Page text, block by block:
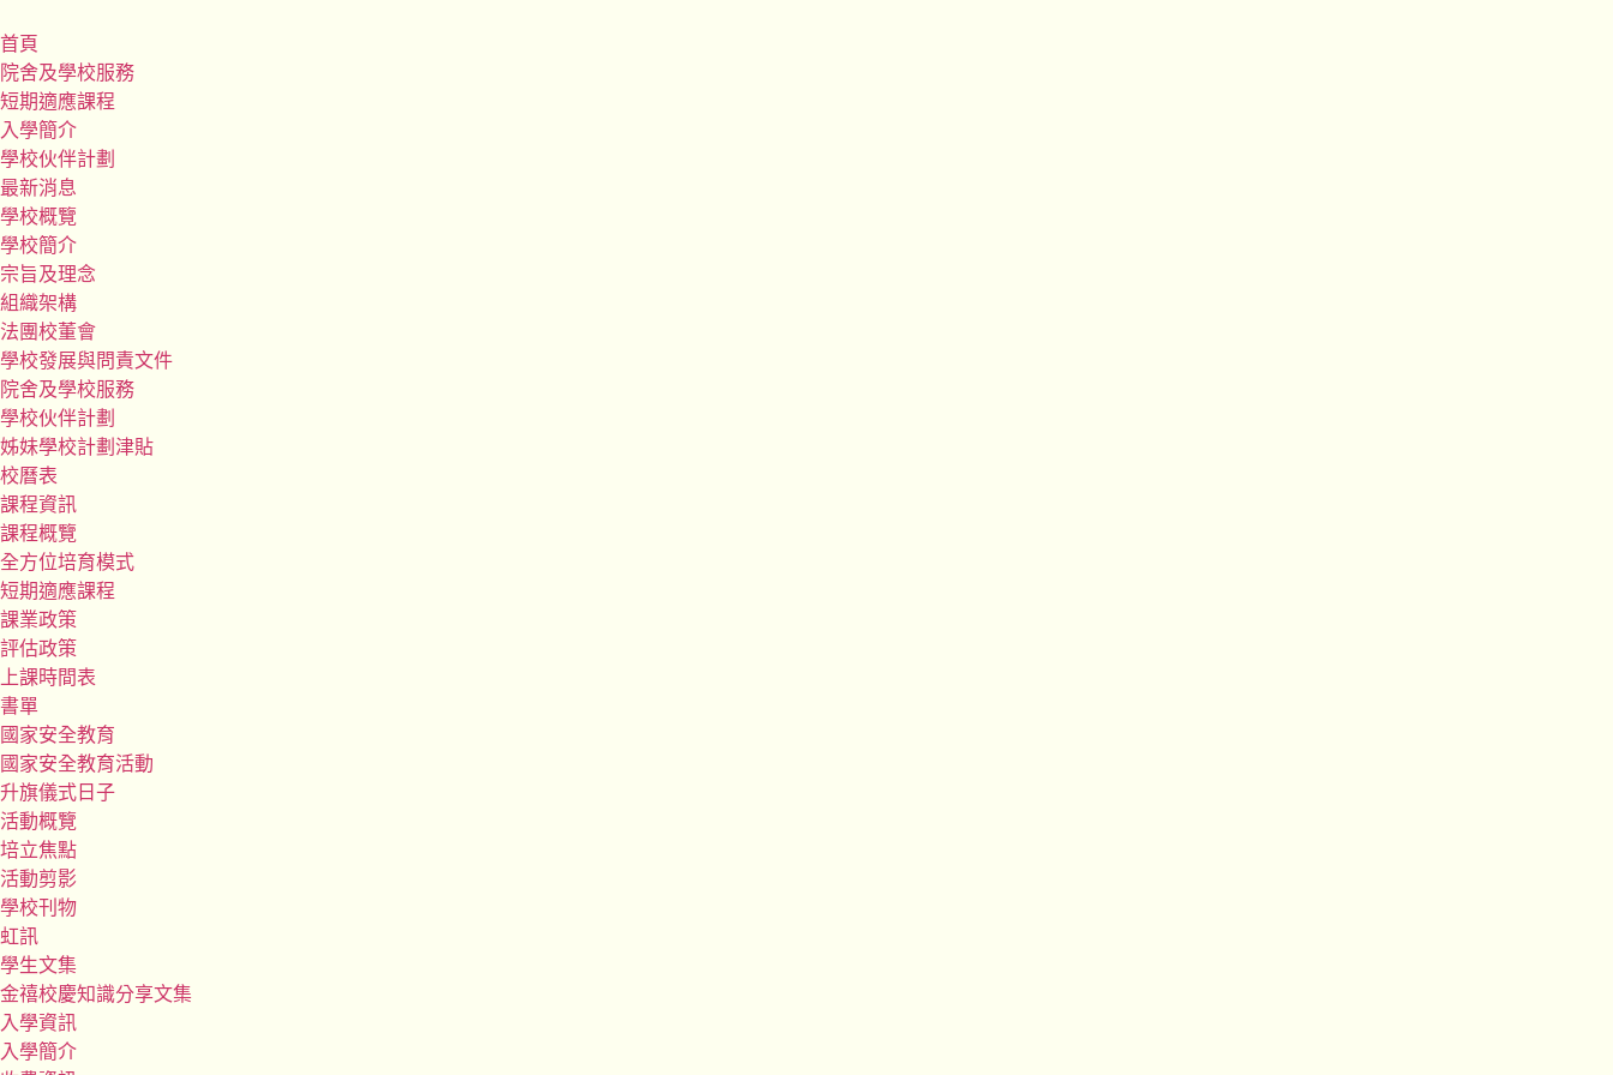
首頁
院舍及學校服務
短期適應課程
入學簡介
學校伙伴計劃
最新消息
學校概覽
學校簡介
宗旨及理念
組織架構
法團校董會
學校發展與問責文件
院舍及學校服務
學校伙伴計劃
姊妹學校計劃津貼
校曆表
課程資訊
課程概覽
全方位培育模式
短期適應課程
課業政策
評估政策
上課時間表
書單
國家安全教育
國家安全教育活動
升旗儀式日子
活動概覽
培立焦點
活動剪影
學校刊物
虹訊
學生文集
金禧校慶知識分享文集
入學資訊
入學簡介